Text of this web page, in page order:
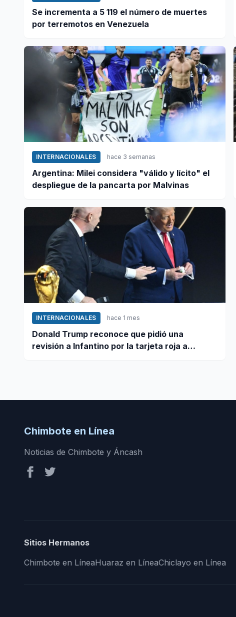
Se incrementa a 5 119 el número de muertes
por terremotos en Venezuela
INTERNACIONALES hace 3 semanas
Argentina: Milei considera "válido y lícito" el
despliegue de la pancarta por Malvinas
INTERNACIONALES hace 1 mes
Donald Trump reconoce que pidió una
revisión a Infantino por la tarjeta roja a
Chimbote en Línea
Noticias de Chimbote y Áncash
Sitios Hermanos
Chimbote en LíneaHuaraz en LíneaChiclayo en Línea